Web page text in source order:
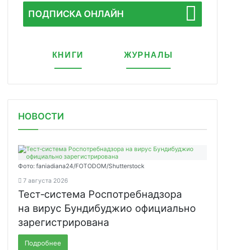
ПОДПИСКА ОНЛАЙН
КНИГИ ЖУРНАЛЫ
НОВОСТИ
Фото: faniadiana24/FOTODOM/Shutterstock
7 августа 2026
Тест‑система Роспотребнадзора
на вирус Бундибуджио официально
зарегистрирована
Подробнее